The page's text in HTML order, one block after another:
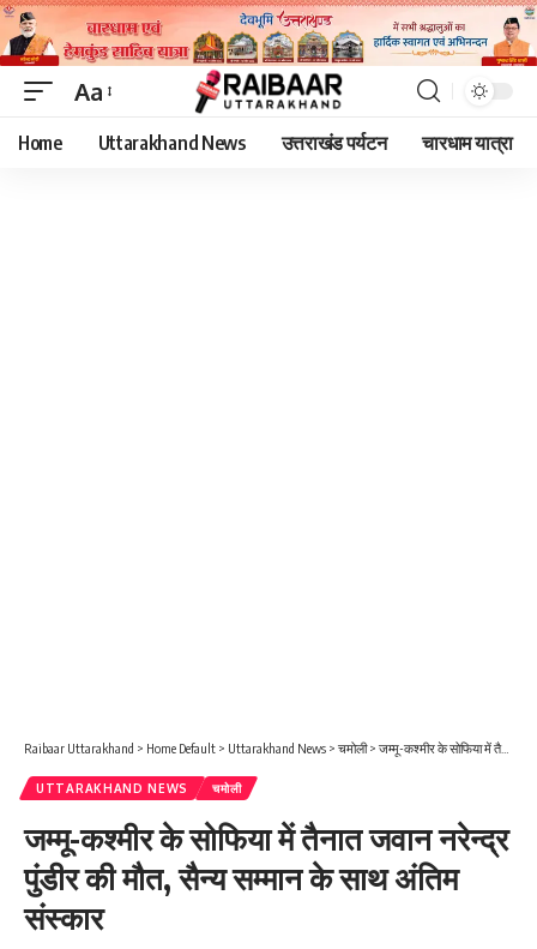
Font
Resizer
Aa
Home Uttarakhand News उत्तराखंड पर्यटन चारधाम यात्रा
Raibaar Uttarakhand > Home Default > Uttarakhand News > चमोली> जम्मू-कश्मीर के सोफिया में तैनात जवान नरेन्द्र पुंडीर की मौत, सैन्य सम्मान के साथ अंतिम संस्कार
UTTARAKHAND NEWS चमोली
जम्मू-कश्मीर के सोफिया में तैनात जवान नरेन्द्र
पुंडीर की मौत, सैन्य सम्मान के साथ अंतिम
संस्कार